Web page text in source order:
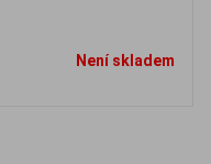
Není skladem